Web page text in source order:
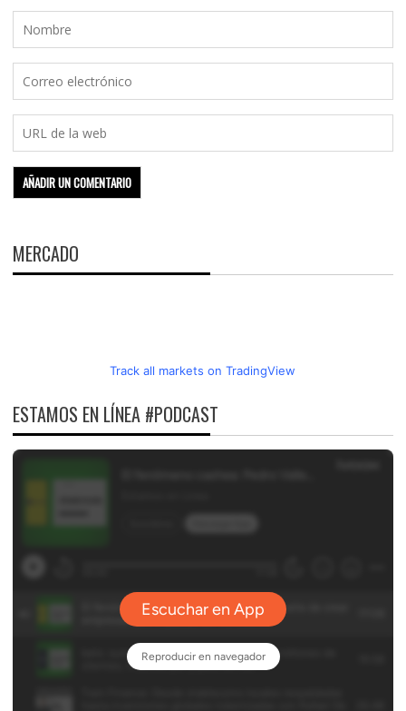
MERCADO
Track all markets on TradingView
ESTAMOS EN LÍNEA #PODCAST